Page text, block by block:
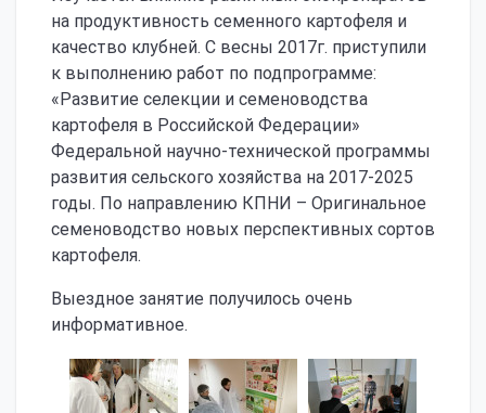
на продуктивность семенного картофеля и
качество клубней. С весны 2017г. приступили
к выполнению работ по подпрограмме:
«Развитие селекции и семеноводства
картофеля в Российской Федерации»
Федеральной научно-технической программы
развития сельского хозяйства на 2017-2025
годы. По направлению КПНИ – Оригинальное
семеноводство новых перспективных сортов
картофеля.
Выездное занятие получилось очень
информативное.